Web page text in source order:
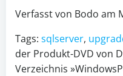
Verfasst von Bodo am
Tags: sqlserver,
der Produkt-DVD von
Verzeichnis